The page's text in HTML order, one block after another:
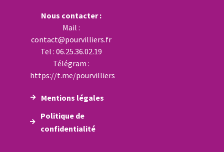
Nous contacter :
Mail :
contact@pourvilliers.fr
Tel : 06.25.36.02.19
Télégram :
https://t.me/pourvilliers
Mentions légales
Politique de
confidentialité